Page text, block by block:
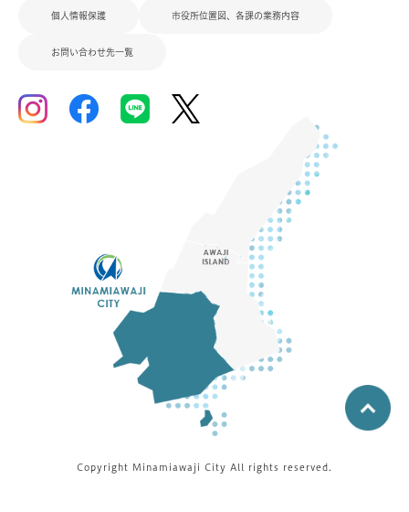
個人情報保護 市役所位置図、各課の業務内容
お問い合わせ先一覧
Copyright Minamiawaji City All rights reserved.